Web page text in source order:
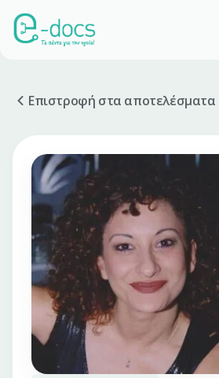
Επιστροφή στα αποτελέσματα